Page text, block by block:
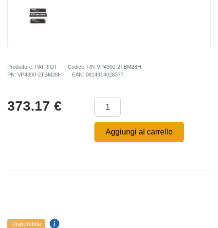
Produttore: PATRIOT
Codice: RN-VP4300-2TBM28H
PN: VP4300-2TBM28H
EAN: 0814914028377
373.17 €
Aggiungi al carrello
Disponibile